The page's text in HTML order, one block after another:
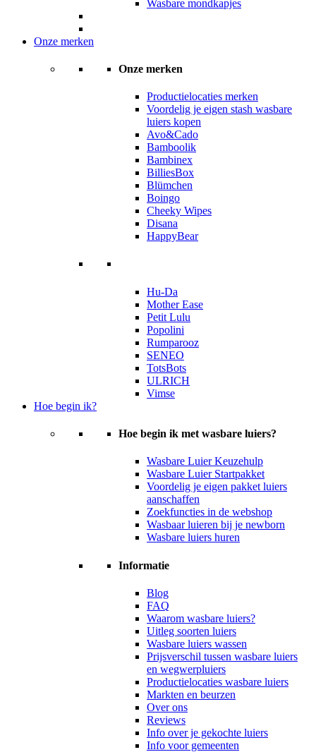
Wasbare mondkapjes
Onze merken
Onze merken
Productielocaties merken
Voordelig je eigen stash wasbare
luiers kopen
Avo&Cado
Bamboolik
Bambinex
BilliesBox
Blümchen
Boingo
Cheeky Wipes
Disana
HappyBear
Hu-Da
Mother Ease
Petit Lulu
Popolini
Rumparooz
SENEO
TotsBots
ULRICH
Vimse
Hoe begin ik?
Hoe begin ik met wasbare luiers?
Wasbare Luier Keuzehulp
Wasbare Luier Startpakket
Voordelig je eigen pakket luiers
aanschaffen
Zoekfuncties in de webshop
Wasbaar luieren bij je newborn
Wasbare luiers huren
Informatie
Blog
FAQ
Waarom wasbare luiers?
Uitleg soorten luiers
Wasbare luiers wassen
Prijsverschil tussen wasbare luiers
en wegwerpluiers
Productielocaties wasbare luiers
Markten en beurzen
Over ons
Reviews
Info over je gekochte luiers
Info voor gemeenten